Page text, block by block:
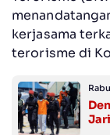
kerjasama
terorisme di